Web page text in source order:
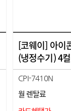
[코웨이] 아이
(냉정수기) 4
CPI-7410N
월 렌탈료